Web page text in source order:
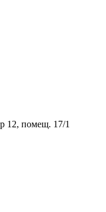
12, помещ. 17/1